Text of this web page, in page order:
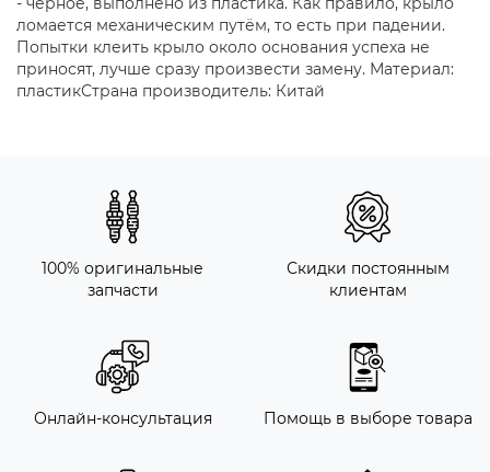
ломается механическим путём, то есть при падении.
Попытки клеить крыло около основания успеха не
приносят, лучше сразу произвести замену. Материал:
пластикСтрана производитель: Китай
100% оригинальные
запчасти
Скидки постоянным
клиентам
Онлайн-консультация Помощь в выборе товара